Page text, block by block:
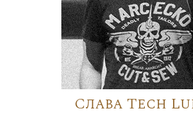
Слава Tech